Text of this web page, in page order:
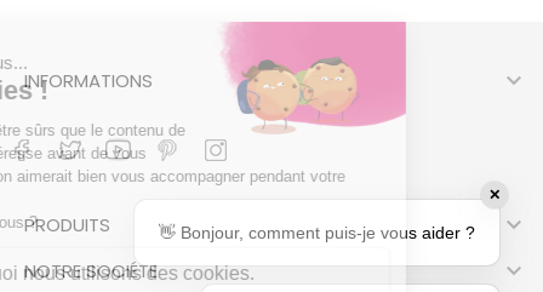
INFORMATIONS 
PRODUITS 
NOTRE SOCIÉTÉ 
✕
👋 Bonjour, comment puis-je vous aider ?